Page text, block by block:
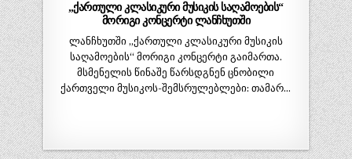
„ქართული კლასიკური მუსიკის საღამოების“
მორიგი კონცერტი ლანჩხუთში
ლანჩხუთში „ქართული კლასიკური მუსიკის
საღამოების“ მორიგი კონცერტი გაიმართა.
მსმენელის წინაშე წარსდგნენ ცნობილი
ქართველი მუსიკოს-შემსრულებლები: თამარ…